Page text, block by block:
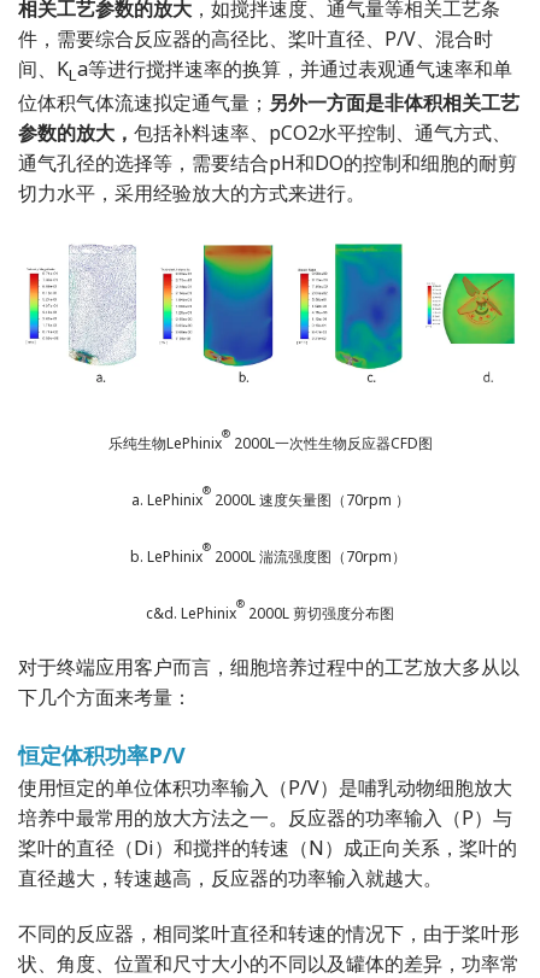
相关工艺参数的放大 ，如搅拌速度、通气量等相关工艺条
件，需要综合反应器的高径比、桨叶直径、P/V、混合时
间、KLa等进行搅拌速率的换算，并通过表观通气速率和单
位体积气体流速拟定通气量； 另外一方面是非体积相关工艺
参数的放大， 包括补料速率、pCO2水平控制、通气方式、
通气孔径的选择等，需要结合pH和DO的控制和细胞的耐剪
切力水平，采用经验放大的方式来进行。
乐纯生物LePhinix®2000L一次性生物反应器CFD图
a. LePhinix® 2000L 速度矢量图（70rpm ）
b. LePhinix® 2000L 湍流强度图（70rpm）
c&d. LePhinix® 2000L 剪切强度分布图
对于终端应用客户而言，细胞培养过程中的工艺放大多从以
下几个方面来考量：
恒定体积功率P/V
使用恒定的单位体积功率输入（P/V）是哺乳动物细胞放大
培养中最常用的放大方法之一。反应器的功率输入（P）与
桨叶的直径（Di）和搅拌的转速（N）成正向关系，桨叶的
直径越大，转速越高，反应器的功率输入就越大。
不同的反应器，相同桨叶直径和转速的情况下，由于桨叶形
状、角度、位置和尺寸大小的不同以及罐体的差异，功率常